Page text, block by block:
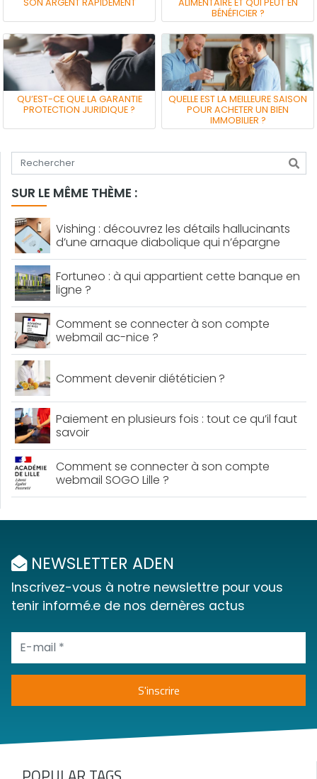
SON ARGENT RAPIDEMENT
ALIMENTAIRE ET QUI PEUT EN
BÉNÉFICIER ?
QU’EST-CE QUE LA GARANTIE
PROTECTION JURIDIQUE ?
QUELLE EST LA MEILLEURE SAISON
POUR ACHETER UN BIEN
IMMOBILIER ?
Tapez votre recherche
SUR LE MÊME THÈME :
Vishing : découvrez les détails hallucinants
d’une arnaque diabolique qui n’épargne
personne
Fortuneo : à qui appartient cette banque en
ligne ?
Comment se connecter à son compte
webmail ac-nice ?
Comment devenir diététicien ?
Paiement en plusieurs fois : tout ce qu’il faut
savoir
Comment se connecter à son compte
webmail SOGO Lille ?
NEWSLETTER ADEN
Inscrivez-vous à notre newslettre pour vous
tenir informé.e de nos dernères actus